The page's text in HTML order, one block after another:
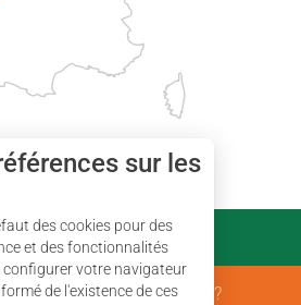
PARTENAIRES
Qui sommes nous ?
sur les
des cookies pour des
et des fonctionnalités
votre navigateur
de l'existence de ces